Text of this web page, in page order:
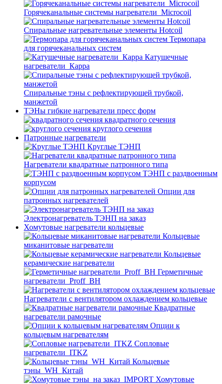
Горячеканальные системы нагреватели_Microcoil
Спиральные нагревательные элементы Hotcoil
Термопара
для горячеканальных систем
Катушечные
нагреватели_Карра
Спиральные тэны с рефлектирующей трубкой,
манжетой
ТЭНы гибкие нагреватели пресс форм
квадратного сечения
круглого сечения
Патронные нагреватели
Круглые ТЭНП
Нагреватели квадратные патронного типа
ТЭНП с раздвоенным
корпусом
Опции для
патронных нагревателей
Электронагреватель ТЭНП на заказ
Хомутовые нагреватели кольцевые
Кольцевые
миканитовые нагреватели
Кольцевые
керамические нагреватели
Герметичные
нагреватели_Proff_BH
Нагреватели с вентилятором охлаждением кольцевые
Квадратные
нагреватели рамочные
Опции к
кольцевым нагревателям
Cопловые
нагреватели_ITKZ
Кольцевые
тэны_WH_Китай
Хомутовые